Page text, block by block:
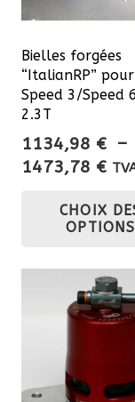
Bielles forgées
“ItalianRP”
Speed 3/Speed
2.3T
1134,98 € –
1473,78 €
prix
CHOIX
OPTIONS